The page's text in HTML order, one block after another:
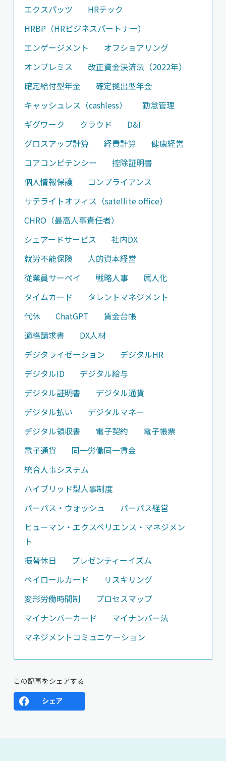
エクスパッツ
HRテック
HRBP（HRビジネスパートナー）
エンゲージメント
オフショアリング
オンプレミス
改正資金決済法（2022年）
確定給付型年金
確定拠出型年金
キャッシュレス（cashless）
勤怠管理
ギグワーク
クラウド
D&I
グロスアップ計算
経費計算
健康経営
コアコンピテンシー
控除証明書
個人情報保護
コンプライアンス
サテライトオフィス（satellite office）
CHRO（最高人事責任者）
シェアードサービス
社内DX
就労不能保険
人的資本経営
従業員サーベイ
戦略人事
属人化
タイムカード
タレントマネジメント
代休
ChatGPT
賃金台帳
適格請求書
DX人材
デジタライゼーション
デジタルHR
デジタルID
デジタル給与
デジタル証明書
デジタル通貨
デジタル払い
デジタルマネー
デジタル領収書
電子契約
電子帳票
電子通貨
同一労働同一賃金
統合人事システム
ハイブリッド型人事制度
パーパス・ウォッシュ
パーパス経営
ヒューマン・エクスペリエンス・マネジメン
ト
振替休日
プレゼンティーイズム
ペイロールカード
リスキリング
変形労働時間制
プロセスマップ
マイナンバーカード
マイナンバー法
マネジメントコミュニケーション
この記事をシェアする